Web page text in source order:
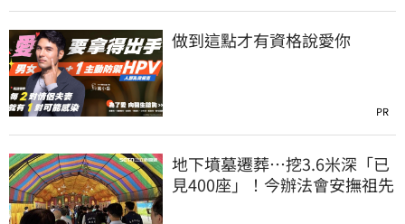
做到這點才有資格說愛你
PR
地下墳墓遷葬…挖3.6米深「已
見400座」！今辦法會安撫祖先